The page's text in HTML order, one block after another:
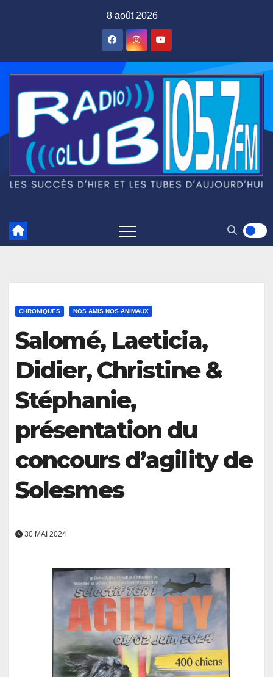
8 août 2026
CHRONIQUES NOS AMIS NOS ANIMAUX
Salomé, Laeticia,
Didier, Christine &
Stéphanie,
présentation du
concours d’agility de
Solesmes
30 MAI 2024